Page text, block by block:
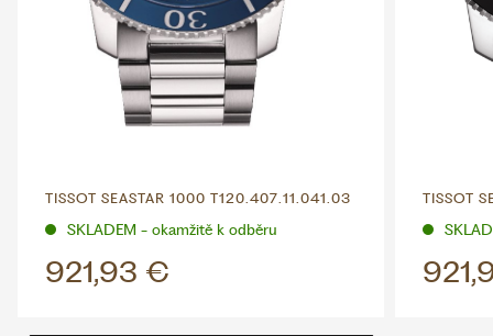
TISSOT SEASTAR 1000 T120.407.11.041.03
SKLADEM - okamžitě k odběru
921,93 €
TISSOT